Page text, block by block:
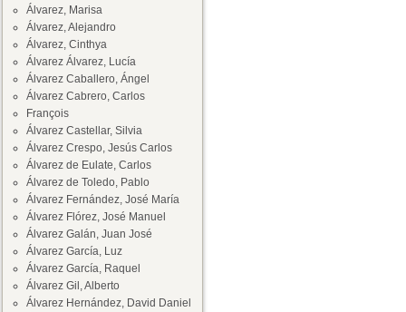
Álvarez, Marisa
Álvarez, Alejandro
Álvarez, Cinthya
Álvarez Álvarez, Lucía
Álvarez Caballero, Ángel
Álvarez Cabrero, Carlos
François
Álvarez Castellar, Silvia
Álvarez Crespo, Jesús Carlos
Álvarez de Eulate, Carlos
Álvarez de Toledo, Pablo
Álvarez Fernández, José María
Álvarez Flórez, José Manuel
Álvarez Galán, Juan José
Álvarez García, Luz
Álvarez García, Raquel
Álvarez Gil, Alberto
Álvarez Hernández, David Daniel